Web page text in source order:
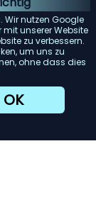
Wir nutzen Google
unserer Website
zu verbessern.
um uns zu
ohne dass dies
OK
es um
oder
Gartens und
Ihnen
ohne